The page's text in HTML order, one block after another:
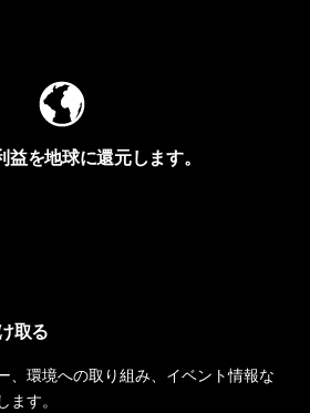
益を地球に還元します。
取る
、環境への取り組み、イベント情報な
す。